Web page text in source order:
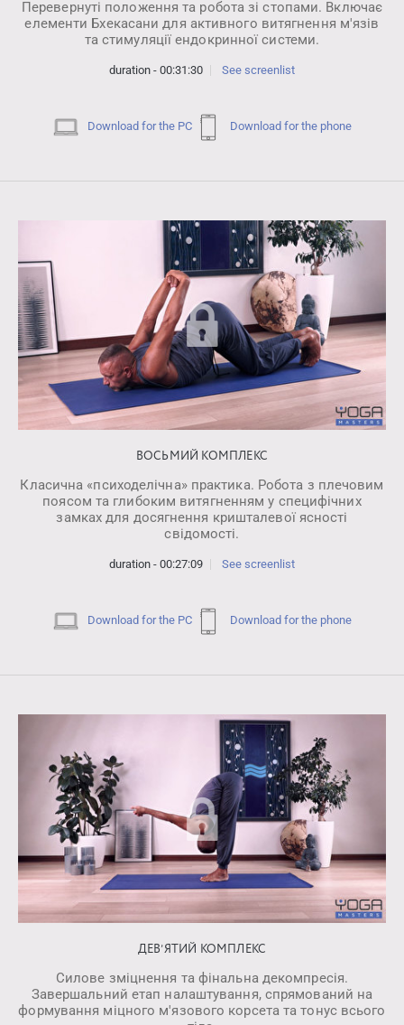
Перевернуті положення та робота зі стопами. Включає
елементи Бхекасани для активного витягнення м'язів
та стимуляції ендокринної системи.
duration - 00:31:30 See screenlist
Download for the PC Download for the phone
ВОСЬМИЙ КОМПЛЕКС
Класична «психоделічна» практика. Робота з плечовим
поясом та глибоким витягненням у специфічних
замках для досягнення кришталевої ясності
свідомості.
duration - 00:27:09 See screenlist
Download for the PC Download for the phone
ДЕВʼЯТИЙ КОМПЛЕКС
Силове зміцнення та фінальна декомпресія.
Завершальний етап налаштування, спрямований на
формування міцного м'язового корсета та тонус всього